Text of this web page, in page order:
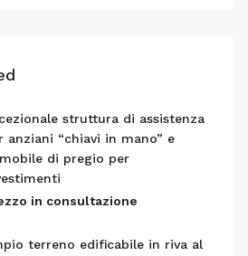
struttura di assistenza
anziani “chiavi in mano” e
di pregio per
in consultazione
terreno edificabile in riva al